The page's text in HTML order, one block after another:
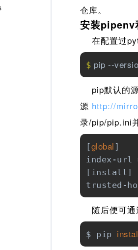
仓库。
安装pipenv
在配置过
$ pip --
pip默认的
源 http://
录/pip/pip.ini
[global ]
index-url
[install]
trusted-
随后便可通
$ pip